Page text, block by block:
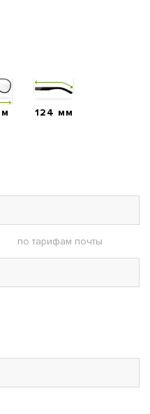
124 мм
по тарифам почты